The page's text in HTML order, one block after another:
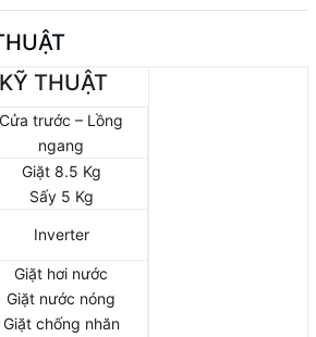
THUẬT
Cửa trước – Lồng
ngang
Giặt 8.5 Kg
Sấy 5 Kg
Inverter
Giặt hơi nước
Giặt nước nóng
Giặt chống nhăn